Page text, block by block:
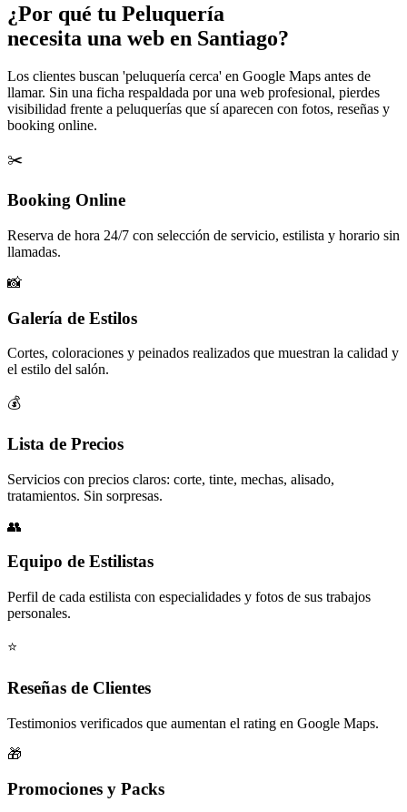
¿Por qué tu Peluquería
necesita una web en Santiago?
Los clientes buscan 'peluquería cerca' en Google Maps antes de
llamar. Sin una ficha respaldada por una web profesional, pierdes
visibilidad frente a peluquerías que sí aparecen con fotos, reseñas y
booking online.
✂️
Booking Online
Reserva de hora 24/7 con selección de servicio, estilista y horario sin
llamadas.
📸
Galería de Estilos
Cortes, coloraciones y peinados realizados que muestran la calidad y
el estilo del salón.
💰
Lista de Precios
Servicios con precios claros: corte, tinte, mechas, alisado,
tratamientos. Sin sorpresas.
👥
Equipo de Estilistas
Perfil de cada estilista con especialidades y fotos de sus trabajos
personales.
⭐
Reseñas de Clientes
Testimonios verificados que aumentan el rating en Google Maps.
🎁
Promociones y Packs